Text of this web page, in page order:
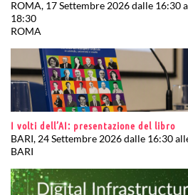
ROMA, 17 Settembre 2026 dalle 16:30
18:30
ROMA
I volti dell’AI: presentazione del libro
BARI, 24 Settembre 2026 dalle 16:30
BARI